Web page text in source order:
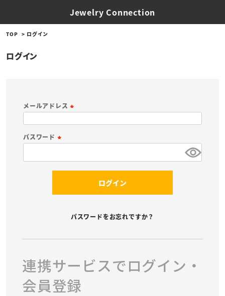
Jewelry Connection
TOP ログイン
ログイン
メールアドレス
須
パスワード
ログイン
パスワードをお忘れですか？
連携サービスでログイン・
会員登録